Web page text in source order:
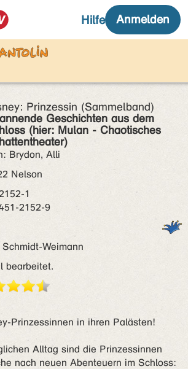
Prinzessin (Sammelband)
Geschichten aus dem
(hier: Mulan - Chaotisches
Brydon, Alli
Nelson
1
2152-9
Weimann
bearbeitet.
Prinzessinnen in ihren Palästen!
Alltag sind die Prinzessinnen
nach neuen Abenteuern im Schloss: